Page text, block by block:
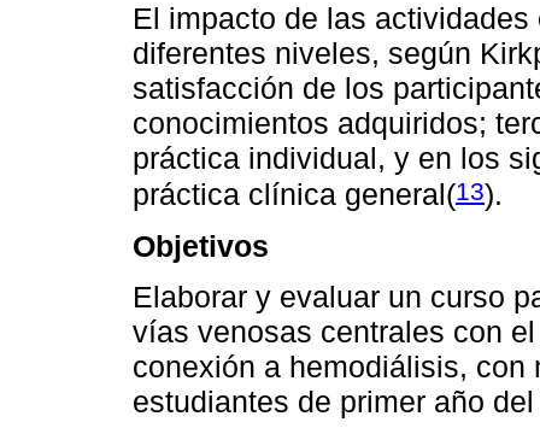
El impacto de las
diferentes niveles, según
satisfacción de los
conocimientos adquiridos;
práctica individual, y en los
práctica clínica general(13).
Objetivos
Elaborar y evaluar un curso
vías venosas centrales con
conexión a hemodiálisis,
estudiantes de primer año